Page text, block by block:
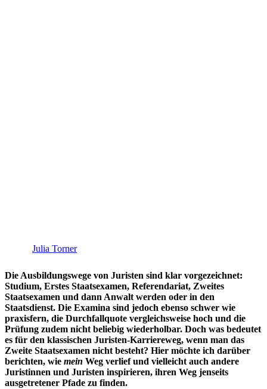
Julia Torner
Die Ausbildungswege von Juristen sind klar vorgezeichnet:
Studium, Erstes Staatsexamen, Referendariat, Zweites
Staatsexamen und dann Anwalt werden oder in den
Staatsdienst. Die Examina sind jedoch ebenso schwer wie
praxisfern, die Durchfallquote vergleichsweise hoch und die
Prüfung zudem nicht beliebig wiederholbar. Doch was bedeutet
es für den klassischen Juristen-Karriereweg, wenn man das
Zweite Staatsexamen nicht besteht? Hier möchte ich darüber
berichten, wie mein Weg verlief und vielleicht auch andere
Juristinnen und Juristen inspirieren, ihren Weg jenseits
ausgetretener Pfade zu finden.